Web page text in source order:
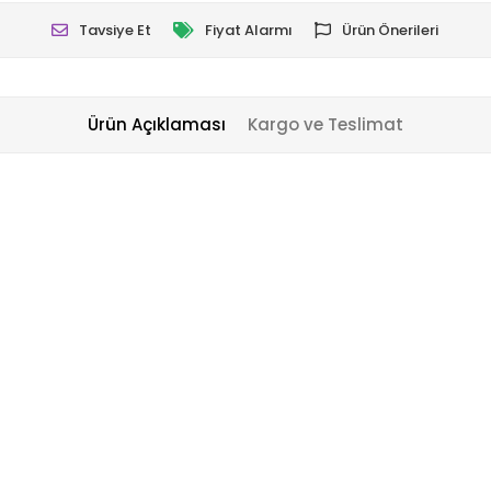
Tavsiye Et Fiyat Alarmı Ürün Önerileri
Ürün Açıklaması Kargo ve Teslimat